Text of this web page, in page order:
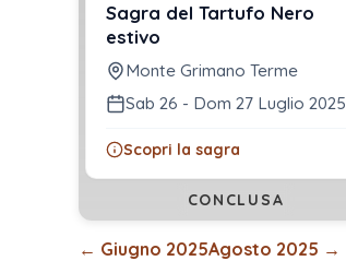
Sagra del Tartufo Nero
estivo
Monte Grimano Terme
Sab 26 - Dom 27 Luglio 2025
Scopri la sagra
CONCLUSA
← Giugno 2025Agosto 2025 →